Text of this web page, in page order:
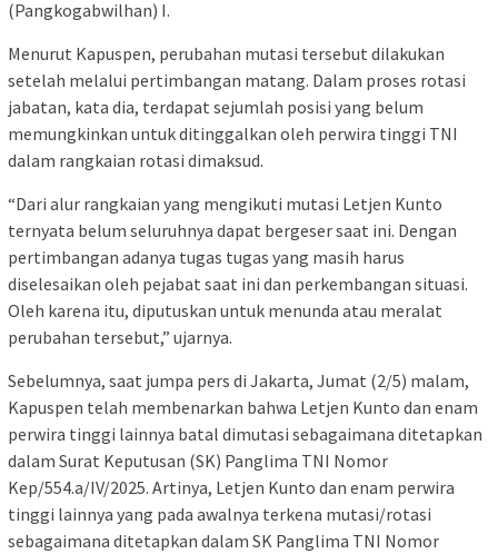
(Pangkogabwilhan) I.
Menurut Kapuspen, perubahan mutasi tersebut dilakukan
setelah melalui pertimbangan matang. Dalam proses rotasi
jabatan, kata dia, terdapat sejumlah posisi yang belum
memungkinkan untuk ditinggalkan oleh perwira tinggi TNI
dalam rangkaian rotasi dimaksud.
“Dari alur rangkaian yang mengikuti mutasi Letjen Kunto
ternyata belum seluruhnya dapat bergeser saat ini. Dengan
pertimbangan adanya tugas tugas yang masih harus
diselesaikan oleh pejabat saat ini dan perkembangan situasi.
Oleh karena itu, diputuskan untuk menunda atau meralat
perubahan tersebut,” ujarnya.
Sebelumnya, saat jumpa pers di Jakarta, Jumat (2/5) malam,
Kapuspen telah membenarkan bahwa Letjen Kunto dan enam
perwira tinggi lainnya batal dimutasi sebagaimana ditetapkan
dalam Surat Keputusan (SK) Panglima TNI Nomor
Kep/554.a/IV/2025. Artinya, Letjen Kunto dan enam perwira
tinggi lainnya yang pada awalnya terkena mutasi/rotasi
sebagaimana ditetapkan dalam SK Panglima TNI Nomor